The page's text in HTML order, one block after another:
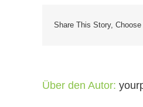
Share This Story,
Über den Autor: